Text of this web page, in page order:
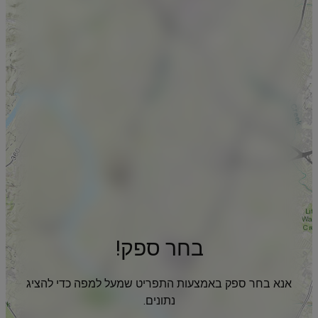
בחר ספק!
אנא בחר ספק באמצעות התפריט שמעל למפה כדי להציג
נתונים.